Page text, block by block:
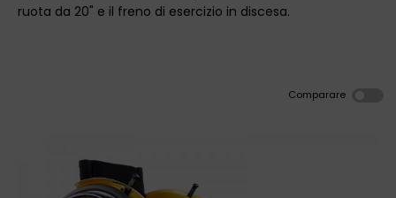
ruota da 20" e il freno di esercizio in discesa.
Comparare